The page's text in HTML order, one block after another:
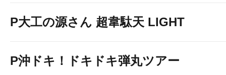
P大工の源さん 超韋駄天 LIGHT
P沖ドキ！ドキドキ弾丸ツアー